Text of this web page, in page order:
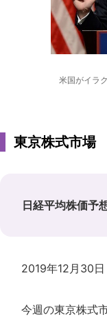
米国がイラ
東京株式市場
日経平均株価
2019年12月30
今週の東京株式